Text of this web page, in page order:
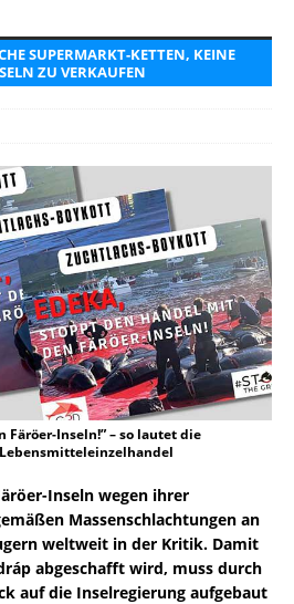
SUPERMARKT-KETTEN, KEINE
ZU VERKAUFEN
Inseln!” – so lautet die
Inseln wegen ihrer
Massenschlachtungen an
weltweit in der Kritik. Damit
abgeschafft wird, muss durch
auf die Inselregierung aufgebaut